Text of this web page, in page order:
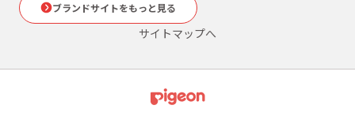
ブランドサイトをもっと見る
サイトマップへ